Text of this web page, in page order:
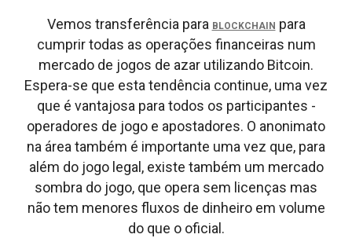
Vemos transferência para BLOCKCHAIN para
cumprir todas as operações financeiras num
mercado de jogos de azar utilizando Bitcoin.
Espera-se que esta tendência continue, uma vez
que é vantajosa para todos os participantes -
operadores de jogo e apostadores. O anonimato
na área também é importante uma vez que, para
além do jogo legal, existe também um mercado
sombra do jogo, que opera sem licenças mas
não tem menores fluxos de dinheiro em volume
do que o oficial.